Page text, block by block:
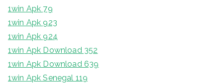
1win Apk 79
1win Apk 923
1win Apk 924
1win Apk Download 352
1win Apk Download 639
1win Apk Senegal 119